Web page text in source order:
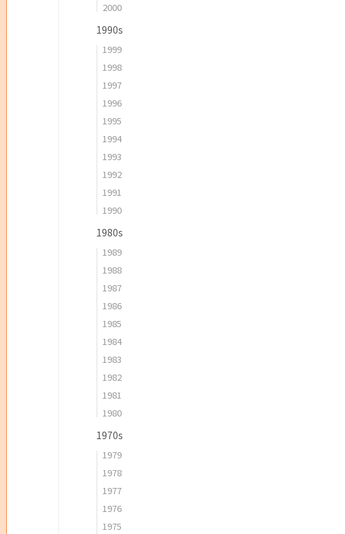
2000
1990s
1999
1998
1997
1996
1995
1994
1993
1992
1991
1990
1980s
1989
1988
1987
1986
1985
1984
1983
1982
1981
1980
1970s
1979
1978
1977
1976
1975